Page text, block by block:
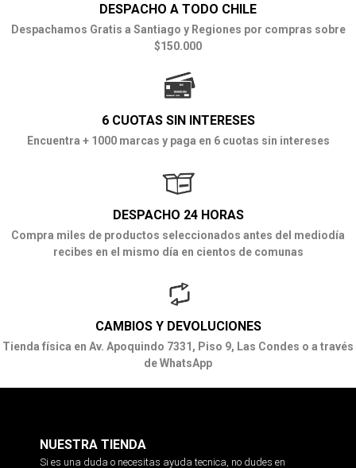
DESPACHO A TODO CHILE
Despachamos Gratis a Santiago y Regiones por compras sobre
$150.000
6 CUOTAS SIN INTERESES
Encuentra + 1000 marcas y paga en 6 cuotas sin intereses
DESPACHO 24 HORAS
Compra miles de productos seleccionados antes del mediodía
recibes en el mismo día en cientos de comunas
CAMBIOS Y DEVOLUCIONES
Tienda física en Av. Apoquindo 7331, Piso 9, Las Condes o a través
de WhatsApp
NUESTRA TIENDA
Si es una duda o necesitas ayuda tecnica, no dudes en